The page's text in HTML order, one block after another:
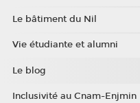
Le bâtiment du Nil
Vie étudiante et alumni
Le blog
Inclusivité au Cnam-Enjmin